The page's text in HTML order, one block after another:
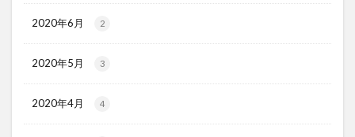
2020年6月 2
2020年5月 3
2020年4月 4